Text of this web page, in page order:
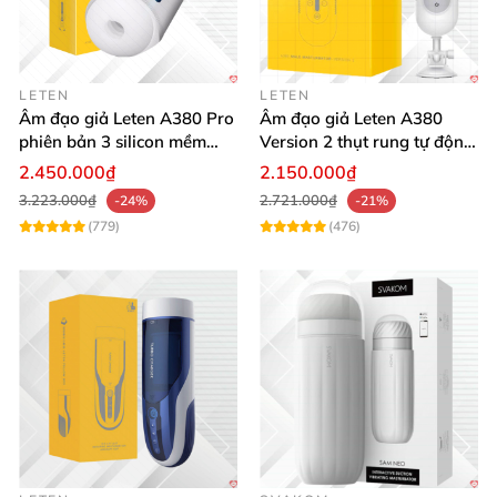
LETEN
Âm đạo giả Leten A380 Pro
phiên bản 3 silicon mềm
mại kích thích
2.450.000₫
3.223.000₫
-24%
(779)
LETEN
Âm đạo giả Leten A380
Version 2 thụt rung tự động,
cảm giác thật
2.150.000₫
2.721.000₫
-21%
(476)